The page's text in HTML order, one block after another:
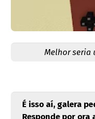
Melhor seria
É isso aí, galera
Responde por ora